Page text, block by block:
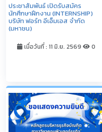
ประชาสัมพันธ์ เปิดรับสมัคร
นักศึกษาฝึกงาน (INTERNSHIP)
บริษัท ฟอร์ท อีเอ็มเอส จำกัด
(มหาชน)
เมื่อวันที่ : 11 มิ.ย. 2569 0